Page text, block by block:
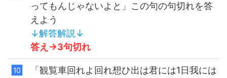
ってもんじゃないよと」この句の句切れを答
えよう
↓解答解説↓
答え→3句切れ
「観覧車回れよ回れ想ひ出は君には1日我には